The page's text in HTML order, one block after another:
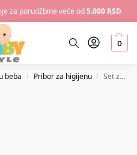
za porudžbine veće od5.000 RSD
0
beba / Pribor za higijenu / Set za higijenu